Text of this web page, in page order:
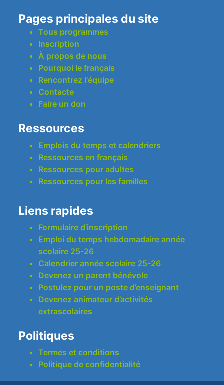
Pages principales du site
Tous programmes
Inscription
À propos de nous
Pourquoi le français
Rencontrez l'équipe
Contacte
Faire un don
Ressources
Emplois du temps et calendriers
Ressources en français
Ressources pour adultes
Ressources pour les familles
Liens rapides
Formulaire d’inscription
Emploi du temps hebdomadaire année
scolaire 25-26
Calendrier année scolaire 25-26
Devenez un parent bénévole
Postulez pour un poste d’enseignant
Devenez animateur d’activités
extrascolaires
Politiques
Termes et conditions
Politique de confidentialité